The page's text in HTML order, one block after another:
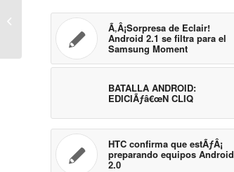
Ã‚Â¡Sorpresa de Eclair!
Android 2.1 se filtra para el
Samsung Moment
BATALLA ANDROID:
EDICIÃƒâ€œN CLIQ
HTC confirma que estÃƒÂ¡
preparando equipos Android
2.0
LG GD910 – REVISION